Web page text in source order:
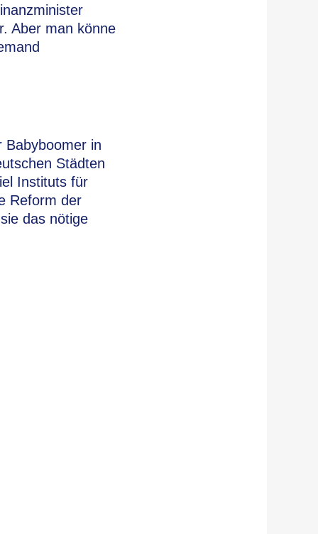
Aber man könne
Babyboomer in
Städten
Instituts für
Reform der
das nötige